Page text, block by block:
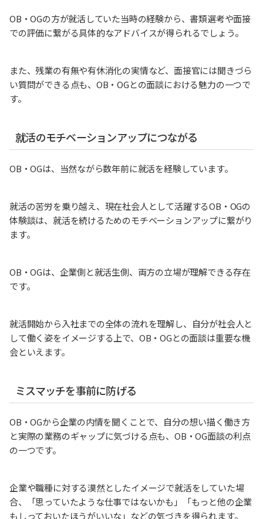
OB・OGの方が就活していた当時の経験から、書類選考や面接
での評価に繋がる具体的なアドバイスが得られるでしょう。
また、残業の有無や有休消化の実情など、面接官には聞きづら
い質問ができる点も、OB・OGとの面談における魅力の一つで
す。
就活のモチベーションアップにつながる
OB・OGは、当然ながら数年前に就活を経験しています。
就活の苦労を乗り越え、現在社会人として活躍するOB・OGの
体験談は、就活を続けるためのモチベーションアップに繋がり
ます。
OB・OGは、企業側と就活生側、両方の立場が理解できる存在
です。
就活開始から入社までの全体の流れを理解し、自分が社会人と
して働く姿をイメージする上で、OB・OGとの面談は重要な機
会といえます。
ミスマッチを事前に防げる
OB・OGから企業の内情を聞くことで、自分の想い描く働き方
と実際の業務のギャップに気づける点も、OB・OG面談の利点
の一つです。
企業や職種に対する漠然としたイメージで就活をしていた場
合、「思っていたような仕事ではないかも」「もっと他の企業
もしっておいたほうがいいな」などの気づきを得られます。